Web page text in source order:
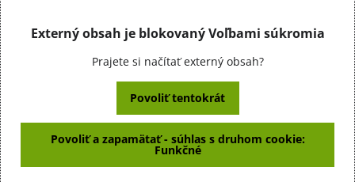
Externý obsah je blokovaný Voľbami súkromia
Prajete si načítať externý obsah?
Povoliť tentokrát
Povoliť a zapamätať - súhlas s druhom cookie:
Funkčné